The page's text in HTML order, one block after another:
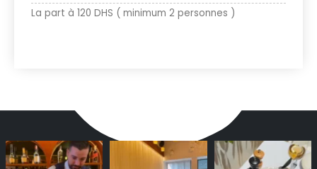
La part à 120 DHS ( minimum 2 personnes )